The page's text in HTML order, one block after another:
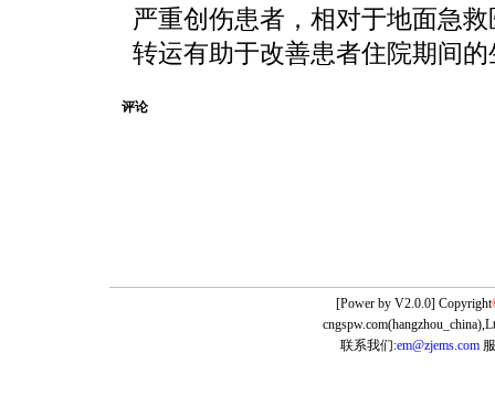
严重创伤患者，相对于地面急
转运有助于改善患者住院期间
评论
[Power by V2.0.0] Copyright
联系我们:em@zjems.com服